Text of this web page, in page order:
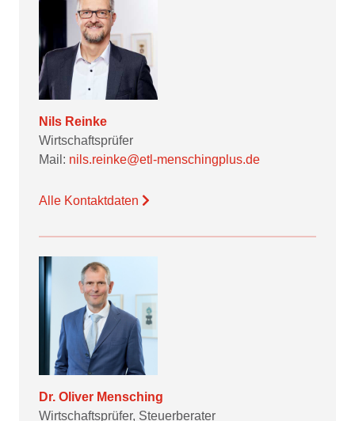
Nils Reinke
Wirtschaftsprüfer
Mail: nils.reinke@etl-menschingplus.de
Alle Kontaktdaten
Dr. Oliver Mensching
Wirtschaftsprüfer, Steuerberater